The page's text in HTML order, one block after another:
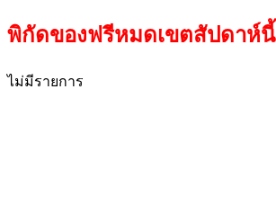
พิกัดของฟรีหมดเขตสัปดาห์นี้
ไม่มีรายการ